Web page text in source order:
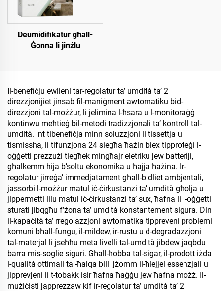
Deumidifikatur għall-
Ġonna li jinżlu
Il-benefiċju ewlieni tar-regolatur ta’ umdità ta’ 2
direzzjonijiet jinsab fil-maniġment awtomatiku bid-
direzzjoni tal-możżur, li jelimina l-ħsara u l-monitoraġġ
kontinwu meħtieġ bil-metodi tradizzjonali ta’ kontroll tal-
umdità. Int tibenefiċja minn soluzzjoni li tissettja u
tismissha, li tifunzjona 24 siegħa ħażin biex tipproteġi l-
oġġetti prezzużi tiegħek mingħajr eletriku jew batteriji,
għalkemm hija b’soltu ekonomika u ħajja ħażina. Ir-
regolatur jirreġa’ immedjatament għall-bidliet ambjentali,
jassorbi l-możżur matul iċ-ċirkustanzi ta’ umdità għolja u
jippermetti lilu matul iċ-ċirkustanzi ta’ sux, ħafna li l-oġġetti
sturati jibqgħu f’żona ta’ umdità konstantement sigura. Din
il-kapaċità ta’ rregolazzjoni awtomatika tippreveni problemi
komuni bħall-fungu, il-mildew, ir-rustu u d-degradazzjoni
tal-materjal li jseħħu meta livelli tal-umdità jibdew jaqbdu
barra mis-soglie siguri. Għall-ħobba tal-sigar, il-prodott iżda
l-qualità ottimali tal-ħalqa billi jżomm il-ħlejjel essenzjali u
jipprevjeni li t-tobakk isir ħafna ħaġġu jew ħafna możż. Il-
mużiċisti japprezzaw kif ir-regolatur ta’ umdità ta’ 2